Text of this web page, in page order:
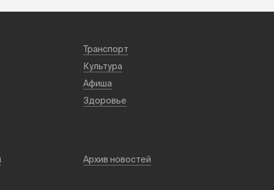
Транспорт
Культура
Афиша
Здоровье
Архив новостей